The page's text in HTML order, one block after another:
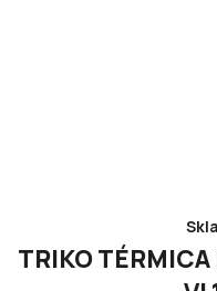
TRIKO TÉRMICA